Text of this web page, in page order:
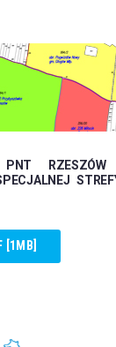
PNT RZESZÓW
[1MB]